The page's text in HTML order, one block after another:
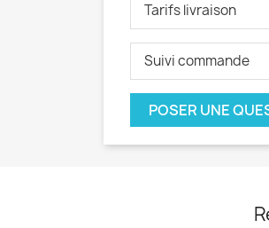
Tarifs livraison
Suivi commande
POSER UNE